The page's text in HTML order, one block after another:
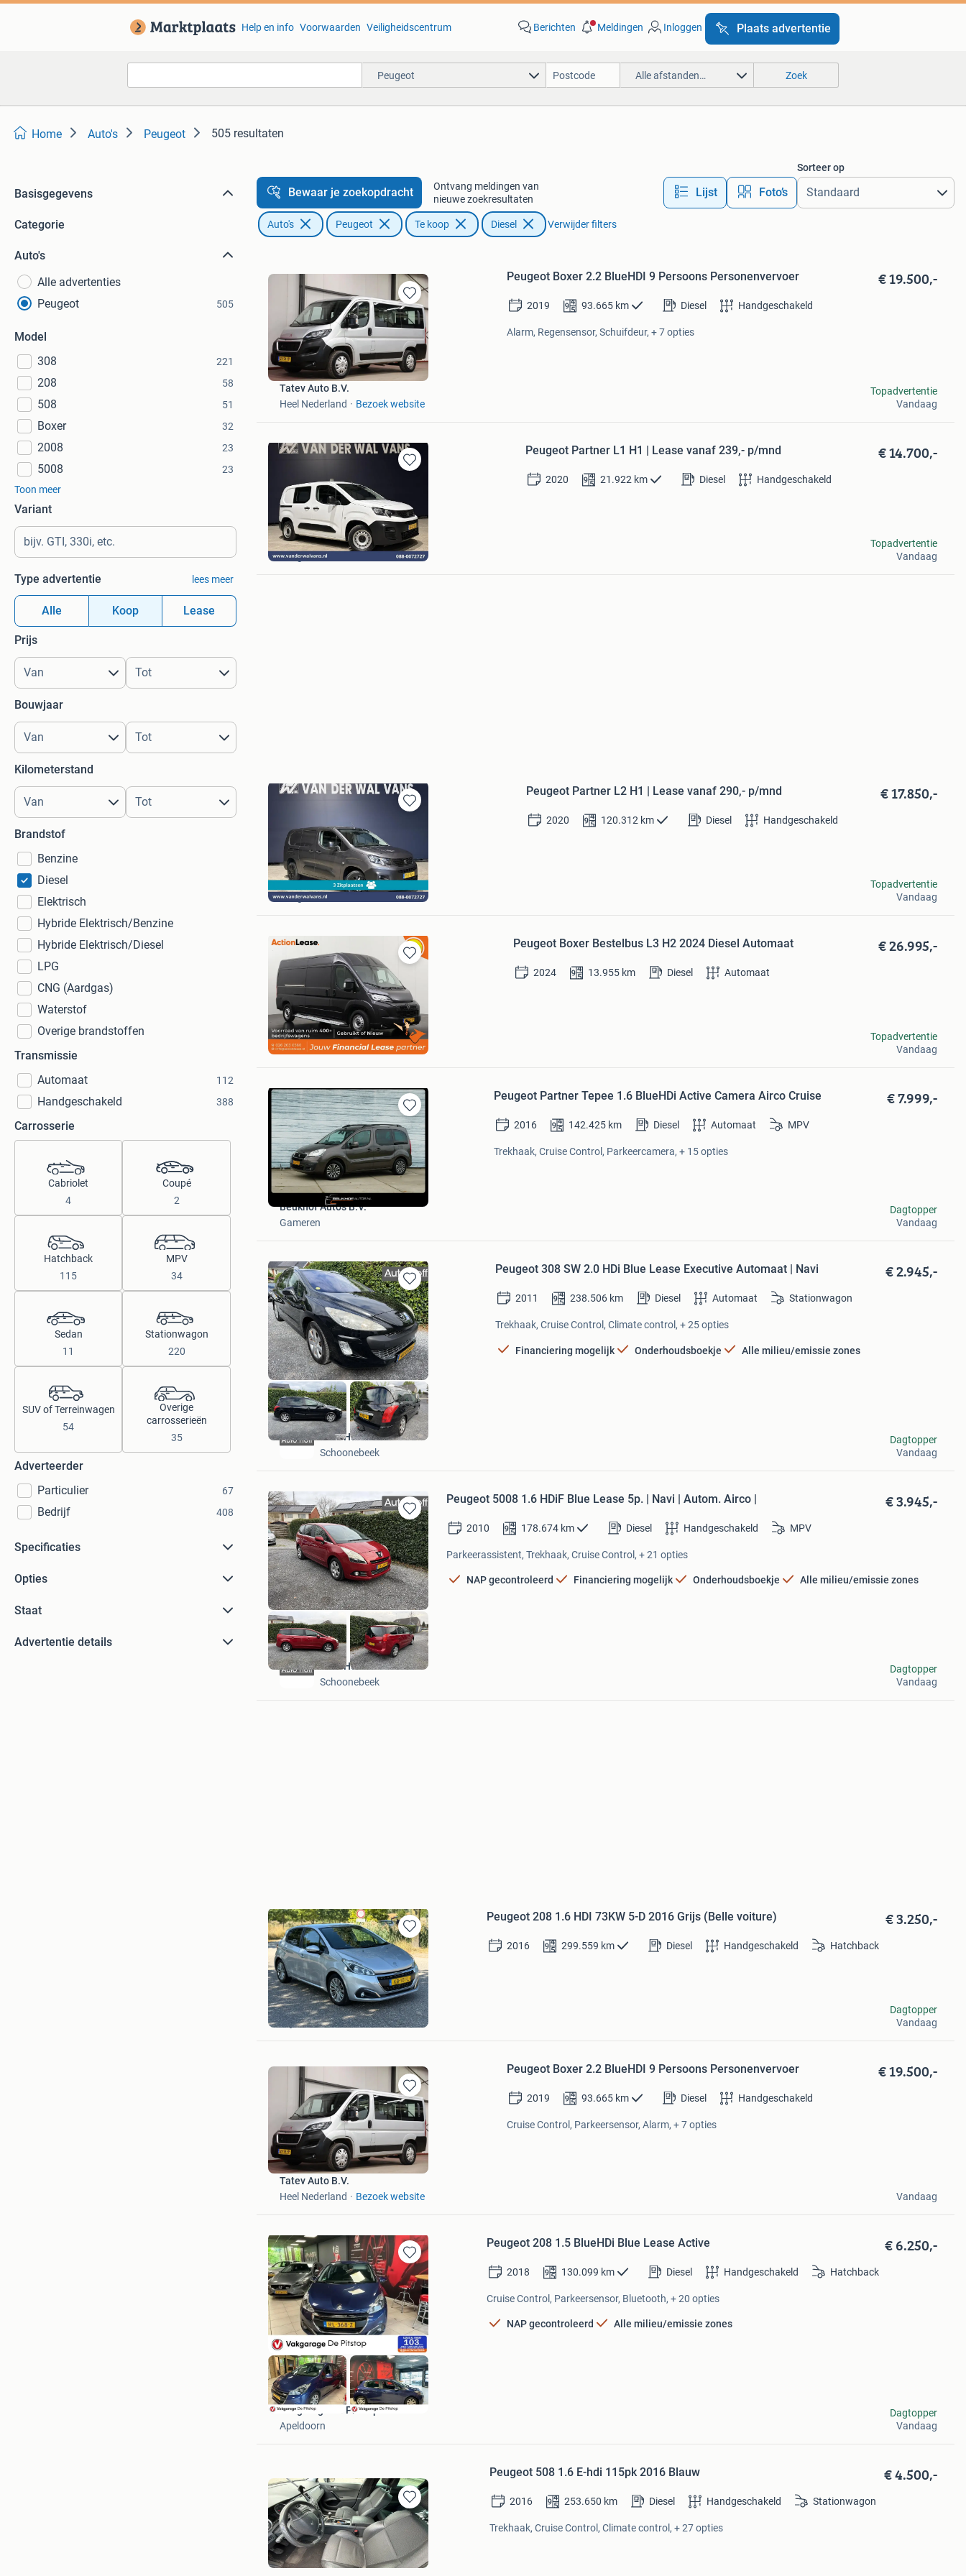
Help en info Voorwaarden Veiligheidscentrum Berichten Meldingen Inloggen Plaats advertentie
Peugeot Alle afstanden… Zoek
Home Auto's Peugeot 505 resultaten
Basisgegevens
Categorie
Auto's
Alle advertenties
Peugeot
505
Model
308
221
208 58
508 51
Boxer 32
2008 23
5008
23
Toon meer
Variant
Type advertentie lees meer
Alle Koop Lease
Prijs
Bouwjaar
Kilometerstand
Brandstof
Benzine
Diesel
Elektrisch
Hybride Elektrisch/Benzine
Hybride Elektrisch/Diesel
LPG
CNG (Aardgas)
Waterstof
Overige brandstoffen
Transmissie
Automaat
112
Handgeschakeld 388
Carrosserie
Cabriolet
4
Coupé
2
Hatchback
115
MPV
34
Sedan
11
Stationwagon
220
SUV of Terreinwagen
54
Overige
carrosserieën
35
Adverteerder
Particulier
67
Bedrijf 408
Specificaties
Opties
Staat
Advertentie details
Bewaar je zoekopdracht
Ontvang meldingen van
nieuwe zoekresultaten
Lijst Foto’s
Sorteer op
Auto's Peugeot Te koop Diesel Verwijder filters
Bewaren
in
Mijn
Favorieten
Peugeot Boxer 2.2 BlueHDI 9 Persoons Personenvervoer € 19.500,-
2019 93.665 km Diesel Handgeschakeld
Alarm, Regensensor, Schuifdeur, + 7 opties
Tatev Auto B.V.
Heel Nederland
Bezoek website
Topadvertentie
Vandaag
Bewaren
Mijn
Favorieten
Peugeot Partner L1 H1 | Lease vanaf 239,- p/mnd € 14.700,-
2020 21.922 km Diesel Handgeschakeld
Van der Wal Vans
Langerak
Bezoek website
Topadvertentie
Vandaag
Bewaren
Favorieten
Peugeot Partner L2 H1 | Lease vanaf 290,- p/mnd € 17.850,-
2020 120.312 km Diesel Handgeschakeld
Van der Wal Vans
Langerak
Bezoek website
Topadvertentie
Vandaag
Bewaren
in
Mijn
Favorieten
Peugeot Boxer Bestelbus L3 H2 2024 Diesel Automaat € 26.995,-
2024 13.955 km Diesel Automaat
Action Lease
Heel Nederland
Bezoek website
Topadvertentie
Vandaag
Bewaren
in
Mijn
Favorieten
Peugeot Partner Tepee 1.6 BlueHDi Active Camera Airco Cruise € 7.999,-
2016 142.425 km Diesel Automaat MPV
Trekhaak, Cruise Control, Parkeercamera, + 15 opties
Beukhof Auto's B.V.
Gameren
Dagtopper
Vandaag
Bewaren
in
Mijn
Favorieten
Peugeot 308 SW 2.0 HDi Blue Lease Executive Automaat | Navi € 2.945,-
2011 238.506 km Diesel Automaat Stationwagon
Trekhaak, Cruise Control, Climate control, + 25 opties
Financiering mogelijk Onderhoudsboekje Alle milieu/emissie zones
Auto Hoff
Schoonebeek
Dagtopper
Vandaag
Bewaren
in
Mijn
Favorieten
Peugeot 5008 1.6 HDiF Blue Lease 5p. | Navi | Autom. Airco | € 3.945,-
2010 178.674 km Diesel Handgeschakeld MPV
Parkeerassistent, Trekhaak, Cruise Control, + 21 opties
NAP gecontroleerd Financiering mogelijk Onderhoudsboekje Alle milieu/emissie zones
Auto Hoff
Schoonebeek
Dagtopper
Vandaag
Bewaren
in
Mijn
Favorieten
Peugeot 208 1.6 HDI 73KW 5-D 2016 Grijs (Belle voiture) € 3.250,-
2016 299.559 km Diesel Handgeschakeld Hatchback
Jasper
Vlijmen
Dagtopper
Vandaag
Bewaren
in
Mijn
Favorieten
Peugeot Boxer 2.2 BlueHDI 9 Persoons Personenvervoer € 19.500,-
2019 93.665 km Diesel Handgeschakeld
Cruise Control, Parkeersensor, Alarm, + 7 opties
Tatev Auto B.V.
Heel Nederland
Bezoek website Vandaag
Bewaren
in
Mijn
Favorieten
Peugeot 208 1.5 BlueHDi Blue Lease Active € 6.250,-
2018 130.099 km Diesel Handgeschakeld Hatchback
Cruise Control, Parkeersensor, Bluetooth, + 20 opties
NAP gecontroleerd Alle milieu/emissie zones
Vakgarage De Pitstop
Apeldoorn
Dagtopper
Vandaag
Bewaren
in
Favorieten
Peugeot 508 1.6 E-hdi 115pk 2016 Blauw € 4.500,-
2016 253.650 km Diesel Handgeschakeld Stationwagon
Trekhaak, Cruise Control, Climate control, + 27 opties